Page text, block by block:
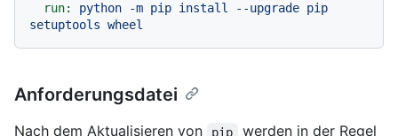
run:
python -m pip install --upgrade pip
setuptools wheel
Anforderungsdatei
Nach dem Aktualisieren von pip
werden in der Regel